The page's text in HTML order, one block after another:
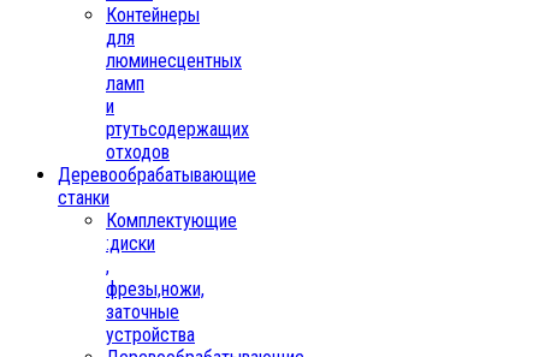
Контейнеры
для
люминесцентных
ламп
и
ртутьсодержащих
отходов
Деревообрабатывающие
станки
Комплектующие
:диски
,
фрезы,ножи,
заточные
устройства